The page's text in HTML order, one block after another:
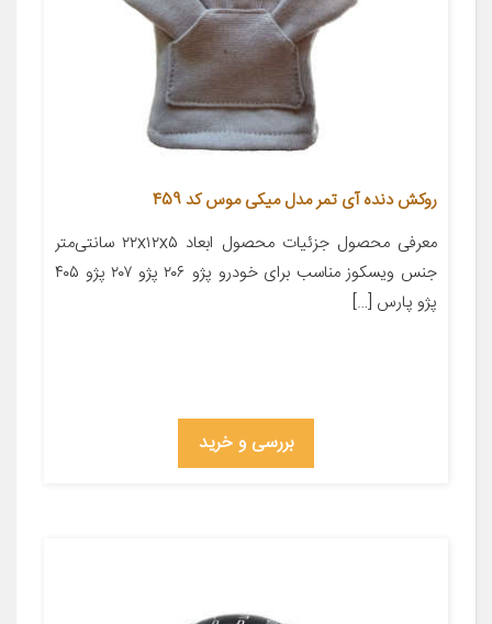
روکش دنده آی تمر مدل میکی موس کد 459
معرفی محصول جزئیات محصول ابعاد ۲۲x۱۲x۵ سانتی‌متر
جنس ویسکوز مناسب برای خودرو پژو ۲۰۶ پژو ۲۰۷ پژو ۴۰۵
پژو پارس […]
بررسی و خرید